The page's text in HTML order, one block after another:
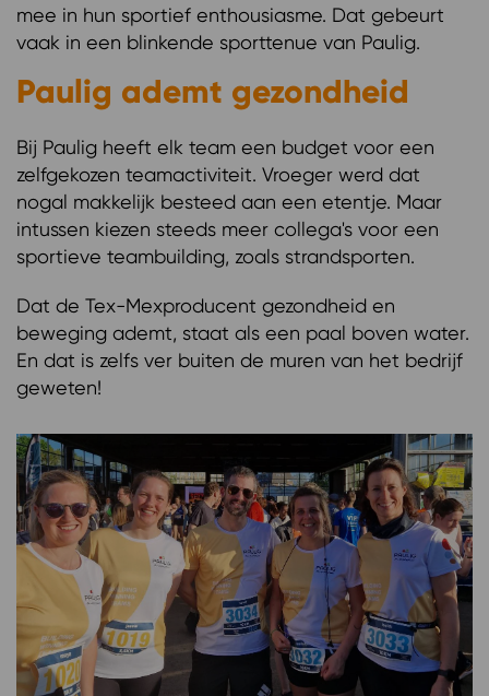
mee in hun sportief enthousiasme. Dat gebeurt
vaak in een blinkende sporttenue van Paulig.
Paulig ademt gezondheid
Bij Paulig heeft elk team een budget voor een
zelfgekozen teamactiviteit. Vroeger werd dat
nogal makkelijk besteed aan een etentje. Maar
intussen kiezen steeds meer collega's voor een
sportieve teambuilding, zoals strandsporten.
Dat de Tex-Mexproducent gezondheid en
beweging ademt, staat als een paal boven water.
En dat is zelfs ver buiten de muren van het bedrijf
geweten!